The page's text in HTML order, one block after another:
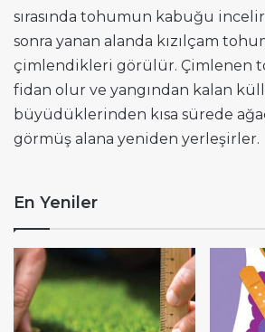
sırasında tohumun kabuğu
sonra yanan alanda kızılçam
çimlendikleri görülür. Çimlenen
fidan olur ve yangından kalan
büyüdüklerinden kısa sürede
görmüş alana yeniden yerleşirler.
En Yeniler